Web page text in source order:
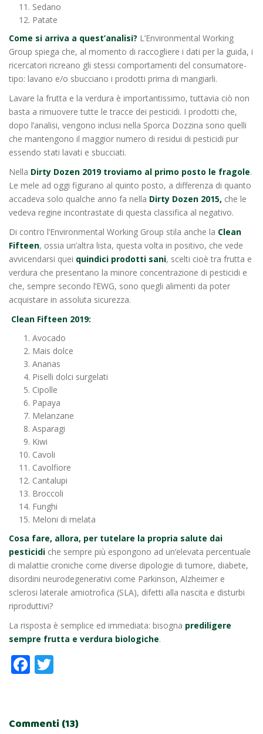
Sedano
Patate
Come si arriva a quest’analisi? L’Environmental Working
Group spiega che, al momento di raccogliere i dati per la guida, i
ricercatori ricreano gli stessi comportamenti del consumatore-
tipo: lavano e/o sbucciano i prodotti prima di mangiarli.
Lavare la frutta e la verdura è importantissimo, tuttavia ciò non
basta a rimuovere tutte le tracce dei pesticidi. I prodotti che,
dopo l’analisi, vengono inclusi nella Sporca Dozzina sono quelli
che mantengono il maggior numero di residui di pesticidi pur
essendo stati lavati e sbucciati.
Nella Dirty Dozen 2019 troviamo al primo posto le fragole.
Le mele ad oggi figurano al quinto posto, a differenza di quanto
accadeva solo qualche anno fa nella Dirty Dozen 2015, che le
vedeva regine incontrastate di questa classifica al negativo.
Di contro l’Environmental Working Group stila anche la Clean
Fifteen, ossia un’altra lista, questa volta in positivo, che vede
avvicendarsi quei quindici prodotti sani, scelti cioè tra frutta e
verdura che presentano la minore concentrazione di pesticidi e
che, sempre secondo l’EWG, sono quegli alimenti da poter
acquistare in assoluta sicurezza.
Clean Fifteen 2019:
Avocado
Mais dolce
Ananas
Piselli dolci surgelati
Cipolle
Papaya
Melanzane
Asparagi
Kiwi
Cavoli
Cavolfiore
Cantalupi
Broccoli
Funghi
Meloni di melata
Cosa fare, allora, per tutelare la propria salute dai
pesticidi che sempre più espongono ad un’elevata percentuale
di malattie croniche come diverse dipologie di tumore, diabete,
disordini neurodegenerativi come Parkinson, Alzheimer e
sclerosi laterale amiotrofica (SLA), difetti alla nascita e disturbi
riproduttivi?
La risposta è semplice ed immediata: bisogna prediligere
sempre frutta e verdura biologiche.
Facebook
Commenti (13)